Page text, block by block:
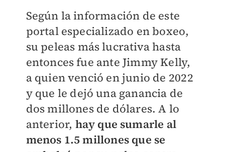
Según la información de este
portal especializado en boxeo,
su peleas más lucrativa hasta
entonces fue ante Jimmy Kelly,
a quien venció en junio de 2022
y que le dejó una ganancia de
dos millones de dólares. A lo
anterior, hay que sumarle al
menos 1.5 millones que se